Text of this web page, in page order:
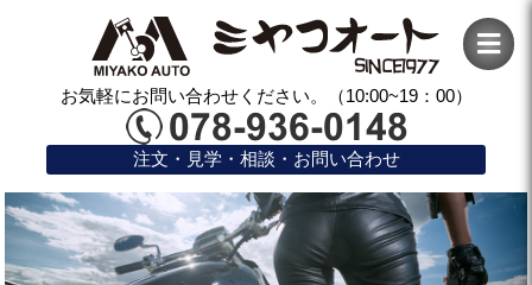
お気軽にお問い合わせください。（10:00~19：00）
注文・見学・相談・お問い合わせ